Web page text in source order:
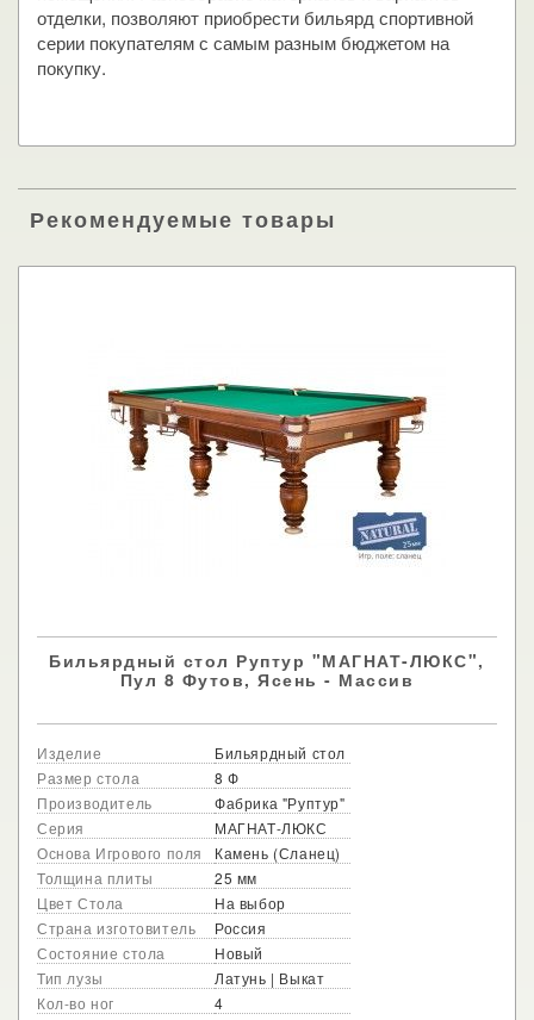
отделки, позволяют приобрести бильярд спортивной
серии покупателям с самым разным бюджетом на
покупку.
Рекомендуемые товары
Бильярдный стол Руптур "МАГНАТ-ЛЮКС",
Пул 8 Футов, Ясень - Массив
Изделие
Бильярдный стол
Размер стола
8 Ф
Производитель
Фабрика "Руптур"
Серия
МАГНАТ-ЛЮКС
Основа Игрового поля
Камень (Сланец)
Толщина плиты
25 мм
Цвет Стола
На выбор
Страна изготовитель
Россия
Состояние стола
Новый
Тип лузы
Латунь | Выкат
Кол-во ног
4